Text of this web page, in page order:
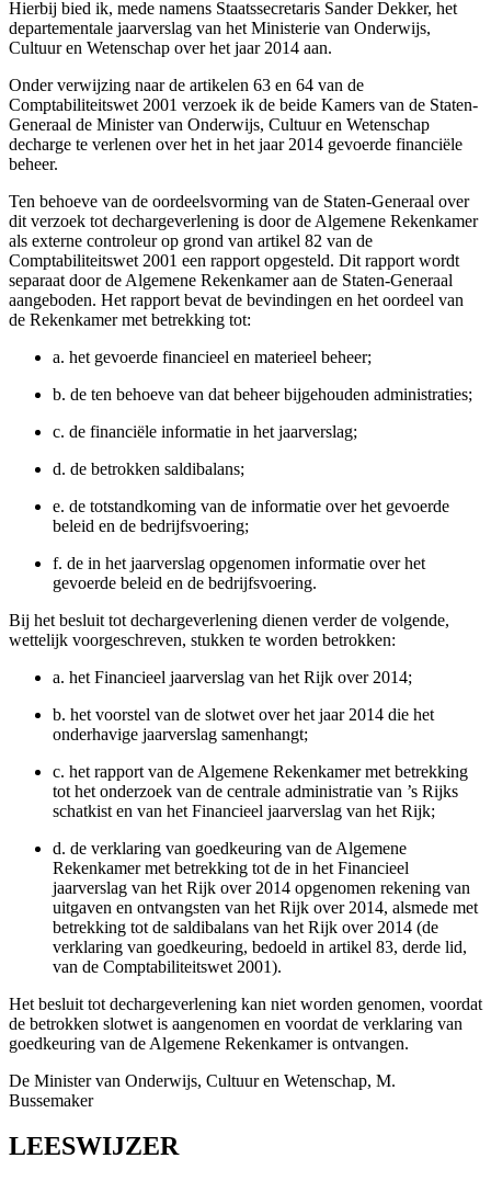
Hierbij bied ik, mede namens Staatssecretaris Sander Dekker, het
departementale jaarverslag van het Ministerie van Onderwijs,
Cultuur en Wetenschap over het jaar 2014 aan.
Onder verwijzing naar de artikelen 63 en 64 van de
Comptabiliteitswet 2001 verzoek ik de beide Kamers van de Staten-
Generaal de Minister van Onderwijs, Cultuur en Wetenschap
decharge te verlenen over het in het jaar 2014 gevoerde financiële
beheer.
Ten behoeve van de oordeelsvorming van de Staten-Generaal over
dit verzoek tot dechargeverlening is door de Algemene Rekenkamer
als externe controleur op grond van artikel 82 van de
Comptabiliteitswet 2001 een rapport opgesteld. Dit rapport wordt
separaat door de Algemene Rekenkamer aan de Staten-Generaal
aangeboden. Het rapport bevat de bevindingen en het oordeel van
de Rekenkamer met betrekking tot:
a. het gevoerde financieel en materieel beheer;
b. de ten behoeve van dat beheer bijgehouden administraties;
c. de financiële informatie in het jaarverslag;
d. de betrokken saldibalans;
e. de totstandkoming van de informatie over het gevoerde
beleid en de bedrijfsvoering;
f. de in het jaarverslag opgenomen informatie over het
gevoerde beleid en de bedrijfsvoering.
Bij het besluit tot dechargeverlening dienen verder de volgende,
wettelijk voorgeschreven, stukken te worden betrokken:
a. het Financieel jaarverslag van het Rijk over 2014;
b. het voorstel van de slotwet over het jaar 2014 die het
onderhavige jaarverslag samenhangt;
c. het rapport van de Algemene Rekenkamer met betrekking
tot het onderzoek van de centrale administratie van ’s Rijks
schatkist en van het Financieel jaarverslag van het Rijk;
d. de verklaring van goedkeuring van de Algemene
Rekenkamer met betrekking tot de in het Financieel
jaarverslag van het Rijk over 2014 opgenomen rekening van
uitgaven en ontvangsten van het Rijk over 2014, alsmede met
betrekking tot de saldibalans van het Rijk over 2014 (de
verklaring van goedkeuring, bedoeld in artikel 83, derde lid,
van de Comptabiliteitswet 2001).
Het besluit tot dechargeverlening kan niet worden genomen, voordat
de betrokken slotwet is aangenomen en voordat de verklaring van
goedkeuring van de Algemene Rekenkamer is ontvangen.
De Minister van Onderwijs, Cultuur en Wetenschap, M.
Bussemaker
LEESWIJZER